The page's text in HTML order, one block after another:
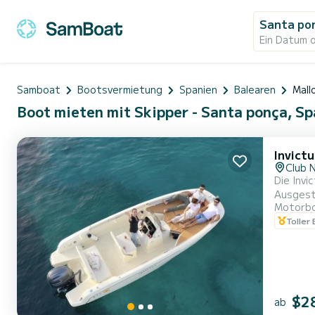
Santa
Ein Datum
Samboat Bootsvermietung Spanien Balearen
Boot mieten mit Skipper - Santa ponça,
Club
Die
und tragbares Soundsystem
Toller
ab